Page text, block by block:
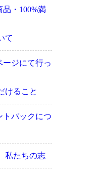
・100%満
て
ジにて行っ
ること
パックにつ
たちの志